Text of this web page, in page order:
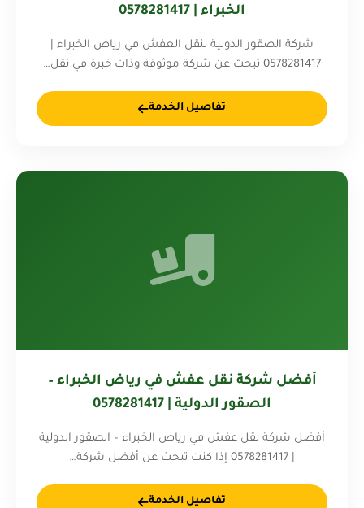
الخبراء | 0578281417
شركة الصقور الدولية لنقل العفش في رياض الخبراء |
0578281417 تبحث عن شركة موثوقة وذات خبرة في نقل…
تفاصيل الخدمة
أفضل شركة نقل عفش في رياض الخبراء –
الصقور الدولية | 0578281417
أفضل شركة نقل عفش في رياض الخبراء – الصقور الدولية
تفاصيل الخدمة